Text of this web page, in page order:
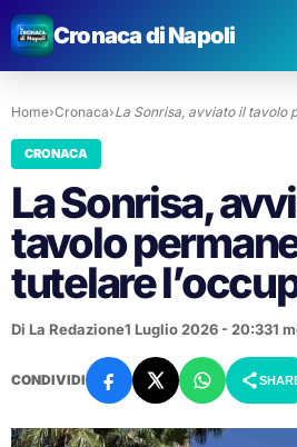
Cronaca di Napoli
Home›Cronaca›La Sonrisa, avviato il tavolo
CRONACA
La Sonrisa,
tavolo
tutelare
Di La Redazione1 Luglio 2026 - 20:331
CONDIVIDI